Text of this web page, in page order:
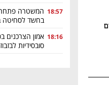
18:57 המשטרה פתחה
בחשד לסחיטה
18:16 אמון הצרכנים
סובסידיות
השנים